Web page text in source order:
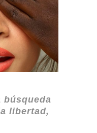
libertad,